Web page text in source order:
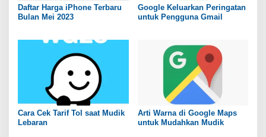
Daftar Harga iPhone Terbaru
Bulan Mei 2023
Google Keluarkan Peringatan
untuk Pengguna Gmail
Cara Cek Tarif Tol saat Mudik
Lebaran
Arti Warna di Google Maps
untuk Mudahkan Mudik